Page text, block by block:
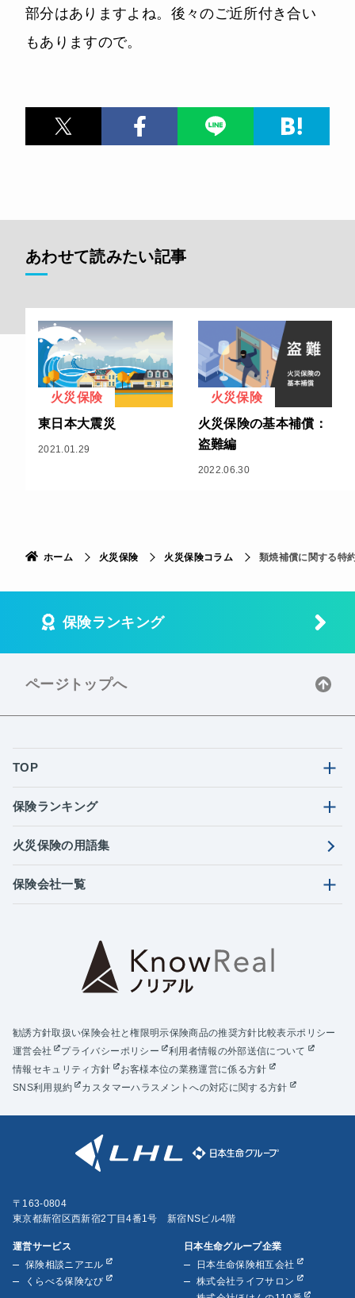
部分はありますよね。後々のご近所付き合い
もありますので。
あわせて読みたい記事
火災保険
東日本大震災
2021.01.29
火災保険
火災保険の基本補償：
盗難編
2022.06.30
ホーム 火災保険 火災保険コラム 類焼補償に関する特
保険ランキング
ページトップへ
TOP
保険ランキング
火災保険の用語集
保険会社一覧
勧誘方針取扱い保険会社と権限明示保険商品の推奨方針 比較表示ポリシー
運営会社
プライバシーポリシー
利用者情報の外部送信について
情報セキュリティ方針
お客様本位の業務運営に係る方針
SNS利用規約
カスタマーハラスメントへの対応に関する方針
〒163-0804
東京都新宿区西新宿2丁目4番1号 新宿NSビル4階
運営サービス
保険相談ニアエル
くらべる保険なび
日本生命グループ企業
日本生命保険相互会社
株式会社ライフサロン